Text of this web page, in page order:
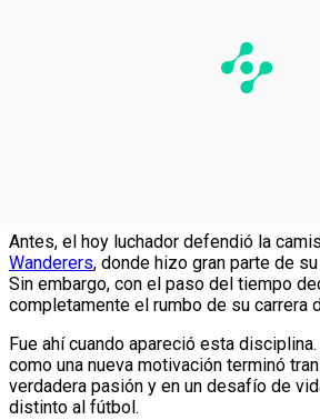
Antes, el hoy luchador defendió la
Wanderers, donde hizo gran parte de
Sin embargo, con el paso del tiempo
completamente el rumbo de su carrera
Fue ahí cuando apareció esta
como una nueva motivación terminó
verdadera pasión y en un desafío de
distinto al fútbol.